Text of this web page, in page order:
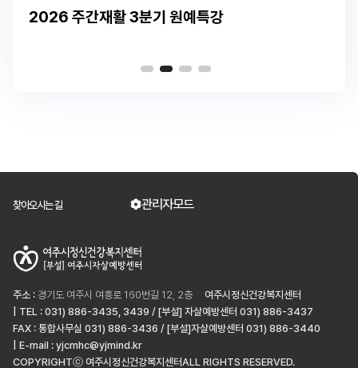
2026 주간재활 3분기 원예특강
찾아오시는 길 관리자모드
주소 : 경기도 여주시 여흥로 160번길 12, 2층
여주시정신건강복지센터
| TEL : 031) 886-3435, 3439 / [부설] 자살예방센터 031) 886-3437
FAX : 통합사무실 031) 886-3436 / [부설]자살예방센터 031) 886-3440
| E-mail : yjcmhc@yjmind.kr
COPYRIGHTⓒ 여주시정신건강복지센터ALL RIGHTS RESERVED.